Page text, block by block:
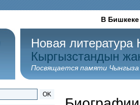
В Бишкеке
Новая литература
Кыргызстандын
Посвящается памяти
OK